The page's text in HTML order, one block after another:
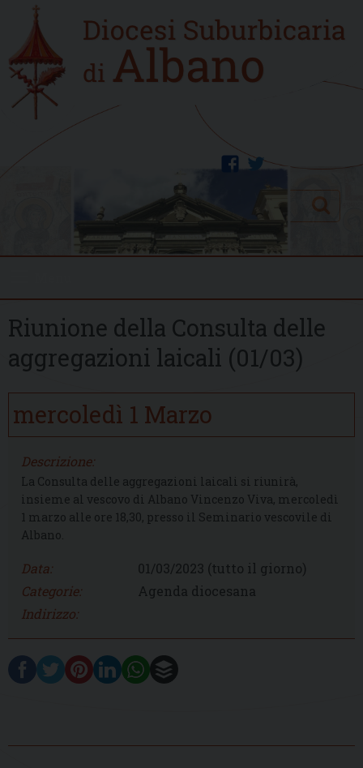
content
Home
new
twitter
facebook
Search
Riunione della Consulta delle
aggregazioni laicali (01/03)
mercoledì 1 Marzo
Descrizione:
La Consulta delle aggregazioni laicali si riunirà,
insieme al vescovo di Albano Vincenzo Viva, mercoledì
1 marzo alle ore 18,30, presso il Seminario vescovile di
Albano.
Data: 01/03/2023 (tutto il giorno)
Categorie:
Agenda diocesana
Indirizzo: